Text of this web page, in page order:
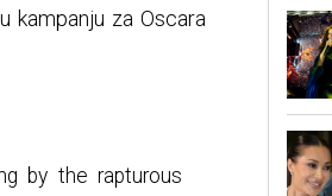
kampanju za Oscara
by the rapturous